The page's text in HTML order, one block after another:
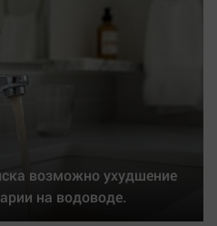
возможно ухудшение
на водоводе.